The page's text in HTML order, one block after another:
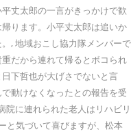
丈太郎の一言がきっかけで歓
ります。小平丈太郎は追いか
, 地域おこし協力隊メンバーで
だから連れて帰るとボコられ
下哲也が大げさでないと言
動けなくなったとの報告を受
院に連れられた老人はリハビリ
と気づいて喜びますが、松本